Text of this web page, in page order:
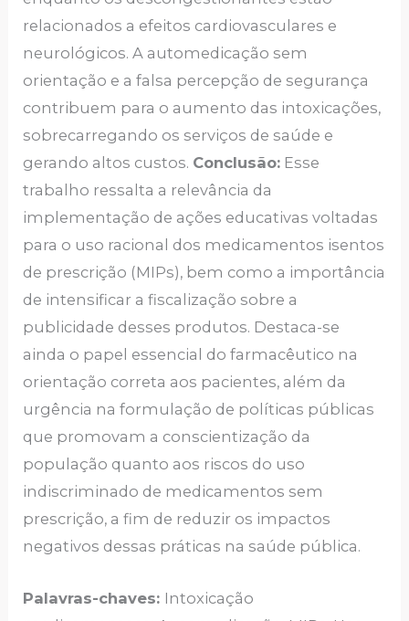
relacionados a efeitos cardiovasculares e
neurológicos. A automedicação sem
orientação e a falsa percepção de segurança
contribuem para o aumento das intoxicações,
sobrecarregando os serviços de saúde e
gerando altos custos. Conclusão: Esse
trabalho ressalta a relevância da
implementação de ações educativas voltadas
para o uso racional dos medicamentos isentos
de prescrição (MIPs), bem como a importância
de intensificar a fiscalização sobre a
publicidade desses produtos. Destaca-se
ainda o papel essencial do farmacêutico na
orientação correta aos pacientes, além da
urgência na formulação de políticas públicas
que promovam a conscientização da
população quanto aos riscos do uso
indiscriminado de medicamentos sem
prescrição, a fim de reduzir os impactos
negativos dessas práticas na saúde pública.
Palavras-chaves: Intoxicação